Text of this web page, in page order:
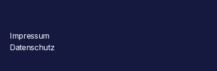
Impressum
Datenschutz